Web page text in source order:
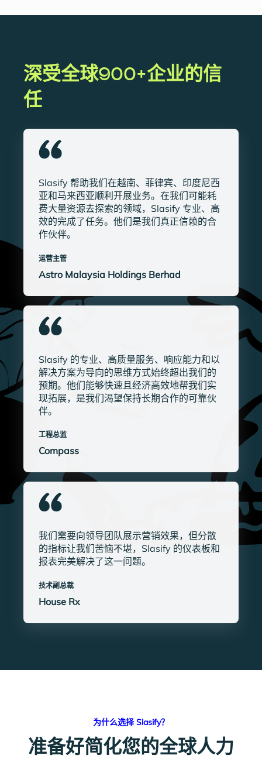
深受全球900+企业的信
任
Slasify 帮助我们在越南、菲律宾、印度尼西
亚和马来西亚顺利开展业务。在我们可能耗
费大量资源去探索的领域，Slasify 专业、高
效的完成了任务。他们是我们真正信赖的合
作伙伴。
运营主管
Astro Malaysia Holdings Berhad
Slasify 的专业、高质量服务、响应能力和以
解决方案为导向的思维方式始终超出我们的
预期。他们能够快速且经济高效地帮我们实
现拓展，是我们渴望保持长期合作的可靠伙
伴。
工程总监
Compass
我们需要向领导团队展示营销效果，但分散
的指标让我们苦恼不堪，Slasify 的仪表板和
报表完美解决了这一问题。
技术副总裁
House Rx
为什么选择 Slasify？
准备好简化您的全球人力